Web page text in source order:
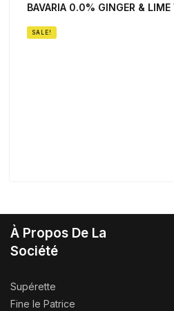
BAVARIA 0.0% GINGER & LIME
SALE!
À Propos De La
Société
Supérette
Fine le Patrice